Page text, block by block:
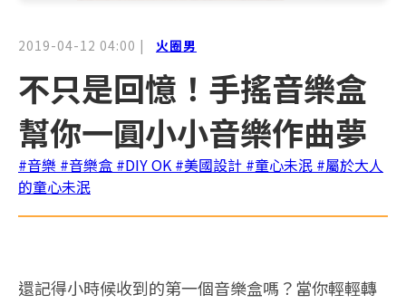
2019-04-12 04:00 | 火圈男
不只是回憶！手搖音樂盒
幫你一圓小小音樂作曲夢
#音樂 #音樂盒 #DIY OK #美國設計 #童心未泯 #屬於大人
的童心未泯
還記得小時候收到的第一個音樂盒嗎？當你輕輕轉